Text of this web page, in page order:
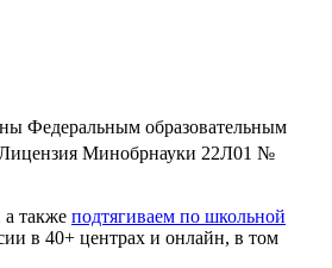
Федеральным образовательным
Минобрнауки 22Л01 №
а также подтягиваем по школьной
в 40+ центрах и онлайн, в том